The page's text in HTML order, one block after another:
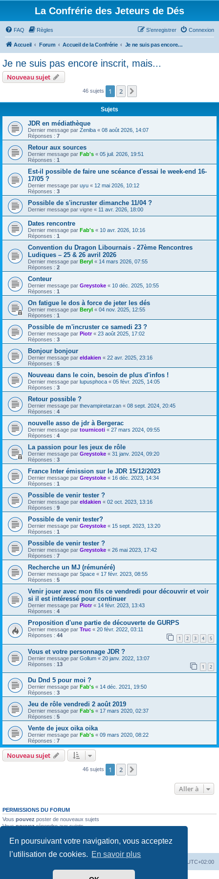
En poursuivant votre navigation, vous acceptez
l’utilisation de cookies. En savoir plus
La Confrérie des Jeteurs de Dés
FAQ Règles Connexion
S’enregistrer
Accueil Forum Accueil de la Confrérie Je ne suis pas encore inscrit, mais...
Je ne suis pas encore inscrit, mais...
Nouveau sujet
46 sujets 1 2
Sujets
JDR en médiathèque
Dernier message par Zeniba « 08 août 2026, 14:07
Réponses : 7
Retour aux sources
Dernier message par Fab's « 05 juil. 2026, 19:51
Réponses : 1
Est-il possible de faire une scéance d'essai le week-end 16-
17/05 ?
Dernier message par uyu « 12 mai 2026, 10:12
Réponses : 3
Possible de s'incruster dimanche 11/04 ?
Dernier message par vigne « 11 avr. 2026, 18:00
Dates rencontre
Dernier message par Fab's « 10 avr. 2026, 10:16
Réponses : 1
Convention du Dragon Libournais - 27ème Rencontres
Ludiques – 25 & 26 avril 2026
Dernier message par Beryl « 14 mars 2026, 07:55
Réponses : 2
Conteur
Dernier message par Greystoke « 10 déc. 2025, 10:55
Réponses : 1
On fatigue le dos à force de jeter les dés
Dernier message par Beryl « 04 nov. 2025, 12:55
Réponses : 1
Possible de m'incruster ce samedi 23 ?
Dernier message par Piotr« 23 août 2025, 17:02
Réponses : 3
Bonjour bonjour
Dernier message par eldakien « 22 avr. 2025, 23:16
Réponses : 5
Nouveau dans le coin, besoin de plus d'infos !
Dernier message par lupusphoca « 05 févr. 2025, 14:05
Réponses : 3
Retour possible ?
Dernier message par thevampiretarzan « 08 sept. 2024, 20:45
Réponses : 4
nouvelle asso de jdr à Bergerac
Dernier message par tournicoti « 27 mars 2024, 09:55
Réponses : 4
La passion pour les jeux de rôle
Dernier message par Greystoke « 31 janv. 2024, 09:20
Réponses : 3
France Inter émission sur le JDR 15/12/2023
Dernier message par Greystoke « 16 déc. 2023, 14:34
Réponses : 1
Possible de venir tester ?
Dernier message par eldakien « 02 oct. 2023, 13:16
Réponses : 9
Possible de venir tester?
Dernier message par Greystoke « 15 sept. 2023, 13:20
Réponses : 1
Possible de venir tester ?
Dernier message par Greystoke « 26 mai 2023, 17:42
Réponses : 7
Recherche un MJ (rémunéré)
Dernier message par Space « 17 févr. 2023, 08:55
Réponses : 5
Venir jouer avec mon fils ce vendredi pour découvrir et voir
si il est intéressé pour continuer
Dernier message par Piotr« 14 févr. 2023, 13:43
Réponses : 4
Proposition d'une partie de découverte de GURPS
Dernier message par Truc « 20 févr. 2022, 03:11
Réponses : 44 1 2 3 4 5
Vous et votre personnage JDR ?
Dernier message par Gollum « 20 janv. 2022, 13:07
Réponses : 13 1 2
Du Dnd 5 pour moi ?
Dernier message par Fab's « 14 déc. 2021, 19:50
Réponses : 3
Jeu de rôle vendredi 2 août 2019
Dernier message par Fab's « 17 mars 2020, 02:37
Réponses : 5
Vente de jeux oika oika
Dernier message par Fab's « 09 mars 2020, 08:22
Réponses : 7
Nouveau sujet
46 sujets 1 2
Aller à
PERMISSIONS DU FORUM
Vous pouvez poster de nouveaux sujets
Vouspouvezrépondre aux sujets
Vousne pouvez passupprimer vos messages
ne pouvez pas joindre des fichiers
UTC+02:00